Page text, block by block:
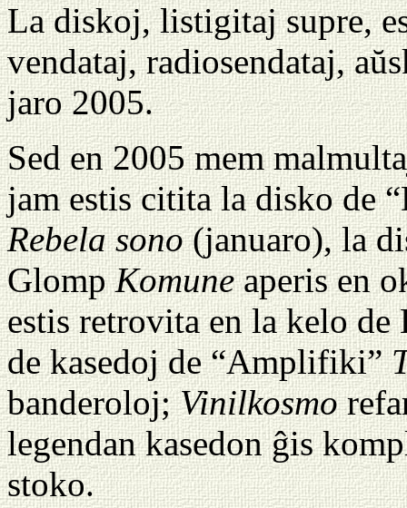
La diskoj, listigitaj supre,
vendataj, radiosendataj,
jaro 2005.
Sed en 2005 mem
jam estis citita la disko de
Rebela sono(januaro), la
GlompKomuneaperis en
estis retrovita en la kelo
de kasedoj de “Amplifiki”
banderoloj;Vinilkosmo
legendan kasedon ĝis
stoko.